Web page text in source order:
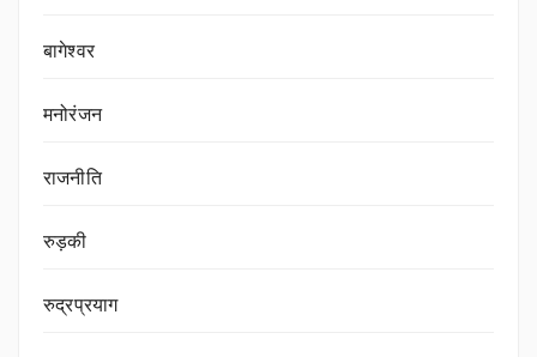
बागेश्वर
मनोरंजन
राजनीति
रुड़की
रुद्रप्रयाग